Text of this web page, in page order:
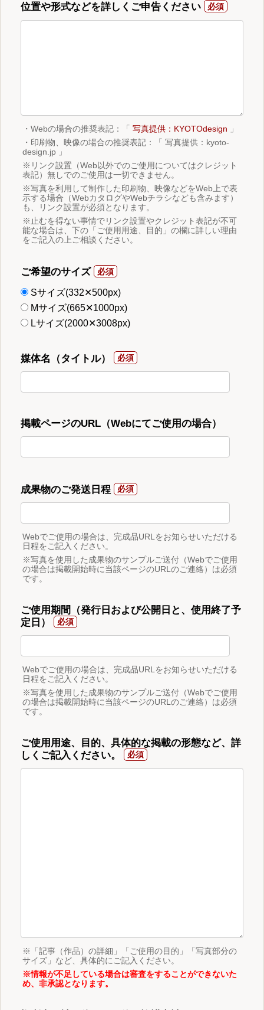
位置や形式などを詳しくご申告ください
・Webの場合の推奨表記：「 写真提供：KYOTOdesign 」
・印刷物、映像の場合の推奨表記：「 写真提供：kyoto-
design.jp 」
※リンク設置（Web以外でのご使用についてはクレジット
表記）無しでのご使用は一切できません。
※写真を利用して制作した印刷物、映像などをWeb上で表
示する場合（WebカタログやWebチラシなども含みます）
も、リンク設置が必須となります。
※止むを得ない事情でリンク設置やクレジット表記が不可
能な場合は、下の「ご使用用途、目的」の欄に詳しい理由
をご記入の上ご相談ください。
ご希望のサイズ
Sサイズ(332✕500px)
Mサイズ(665✕1000px)
Lサイズ(2000✕3008px)
媒体名（タイトル）
掲載ページのURL（Webにてご使用の場合）
成果物のご発送日程
Webでご使用の場合は、完成品URLをお知らせいただける
日程をご記入ください。
※写真を使用した成果物のサンプルご送付（Webでご使用
の場合は掲載開始時に当該ページのURLのご連絡）は必須
です。
ご使用期間（発行日および公開日と、使用終了予
定日）
Webでご使用の場合は、完成品URLをお知らせいただける
日程をご記入ください。
※写真を使用した成果物のサンプルご送付（Webでご使用
の場合は掲載開始時に当該ページのURLのご連絡）は必須
です。
ご使用用途、目的、具体的な掲載の形態など、詳
しくご記入ください。
※「記事（作品）の詳細」「ご使用の目的」「写真部分の
サイズ」など、具体的にご記入ください。
※情報が不足している場合は審査をすることができないた
め、非承認となります。